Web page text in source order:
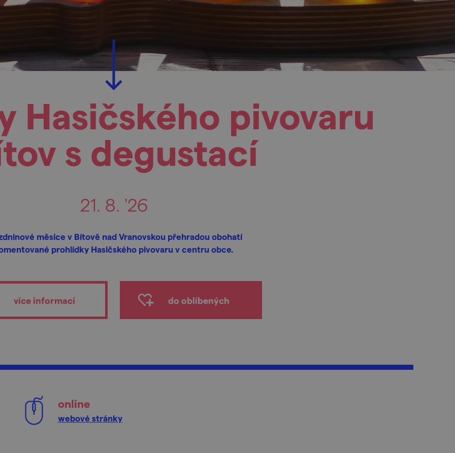
Hasičského pivovaru
s degustací
21. 8. '26
měsíce v Bítově nad Vranovskou přehradou obohatí
prohlídky Hasičského pivovaru v centru obce.
více informací do oblíbených
online
webové stránky